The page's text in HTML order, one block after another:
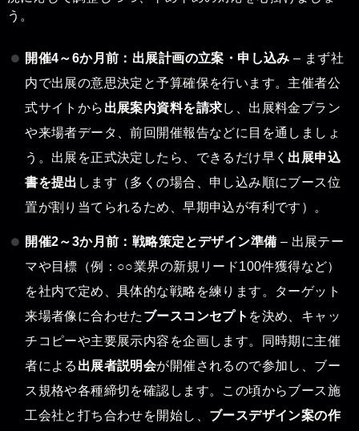
う。
開催4～6か月前：出展計画の立案・申し込み – まず社
内で出展の意思決定と予算確保を行います。主催者公
式サイトから 出展案内資料を請求し、出展料金プラン
や来場者データ、前回開催報告などに目を通しましょ
う。出展を正式決定したら、できるだけ早く 出展申込
書を提出 します（多くの場合、申し込み順にブース位
置が割り当てられるため、早期申込が有利です）。
開催2～3か月前：戦略策定とデザイン準備 – 出展テー
マや目標（例：○○業界の新規リード100件獲得など）
を社内で定め、具体的な戦略を練ります。ターゲット
来場者像に合わせた ブースコンセプト を決め、キャッ
チコピーや主要展示内容を企画します。同時期に主催
者による 出展者説明会が開催されるので参加し、ブー
ス規格や各種締切を確認します。この頃からブース施
工会社と打ち合わせを開始し、 ブースデザイン案の作